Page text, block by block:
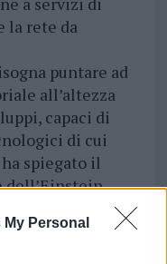
Personal
la rete da
puntare ad
all’altezza
capaci di
di cui
spiegato il
i settori